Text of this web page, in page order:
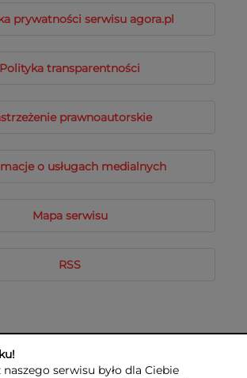
prywatności serwisu agora.pl
Polityka transparentności
prawnoautorskie
o usługach medialnych
Mapa serwisu
RSS
serwisu było dla Ciebie